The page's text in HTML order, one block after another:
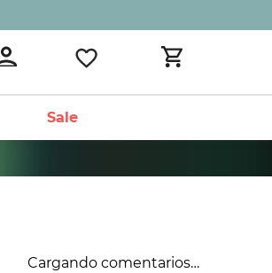
Sale
Cargando comentarios…